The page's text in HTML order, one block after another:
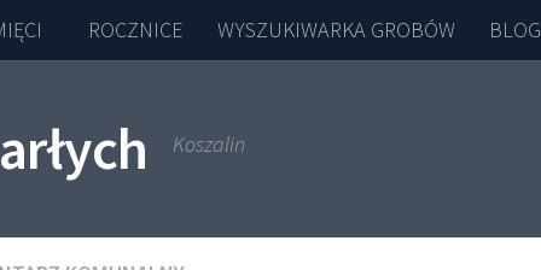
ROCZNICE WYSZUKIWARKA GROBÓW BLOG
Koszalin